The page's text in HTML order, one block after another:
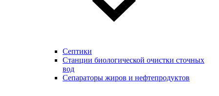
Септики
Станции биологической очистки сточных
вод
Сепараторы жиров и нефтепродуктов